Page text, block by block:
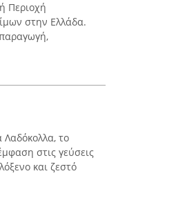
Περιοχή
στην Ελλάδα.
παραγωγή,
Λαδόκολλα, το
στις γεύσεις
και ζεστό